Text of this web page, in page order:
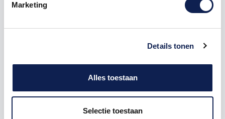
Marketing
Details tonen
Alles toestaan
Selectie toestaan
cm, de dikte van de letter is altijd 9 mm. Okoume hout
kleur van het hout kan varieren van grijsroze tot
2) Hoeveel freesletters wil je ontvangen? geef het